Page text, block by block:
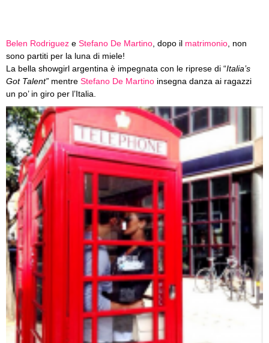
Belen Rodriguez e Stefano De Martino , dopo il matrimonio , non
sono partiti per la luna di miele!
La bella showgirl argentina è impegnata con le riprese di “Italia’s
Got Talent” mentre Stefano De Martino insegna danza ai ragazzi
un po’ in giro per l’Italia.